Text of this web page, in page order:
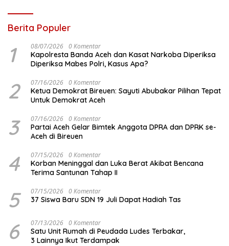
Berita Populer
1 08/07/2026 0 Komentar
Kapolresta Banda Aceh dan Kasat Narkoba Diperiksa
Diperiksa Mabes Polri, Kasus Apa?
2 07/16/2026 0 Komentar
Ketua Demokrat Bireuen: Sayuti Abubakar Pilihan Tepat
Untuk Demokrat Aceh
3 07/16/2026 0 Komentar
Partai Aceh Gelar Bimtek Anggota DPRA dan DPRK se-
Aceh di Bireuen
4 07/15/2026 0 Komentar
Korban Meninggal dan Luka Berat Akibat Bencana
Terima Santunan Tahap II
5 07/15/2026 0 Komentar
37 Siswa Baru SDN 19 Juli Dapat Hadiah Tas
6 07/13/2026 0 Komentar
Satu Unit Rumah di Peudada Ludes Terbakar,
3 Lainnya Ikut Terdampak